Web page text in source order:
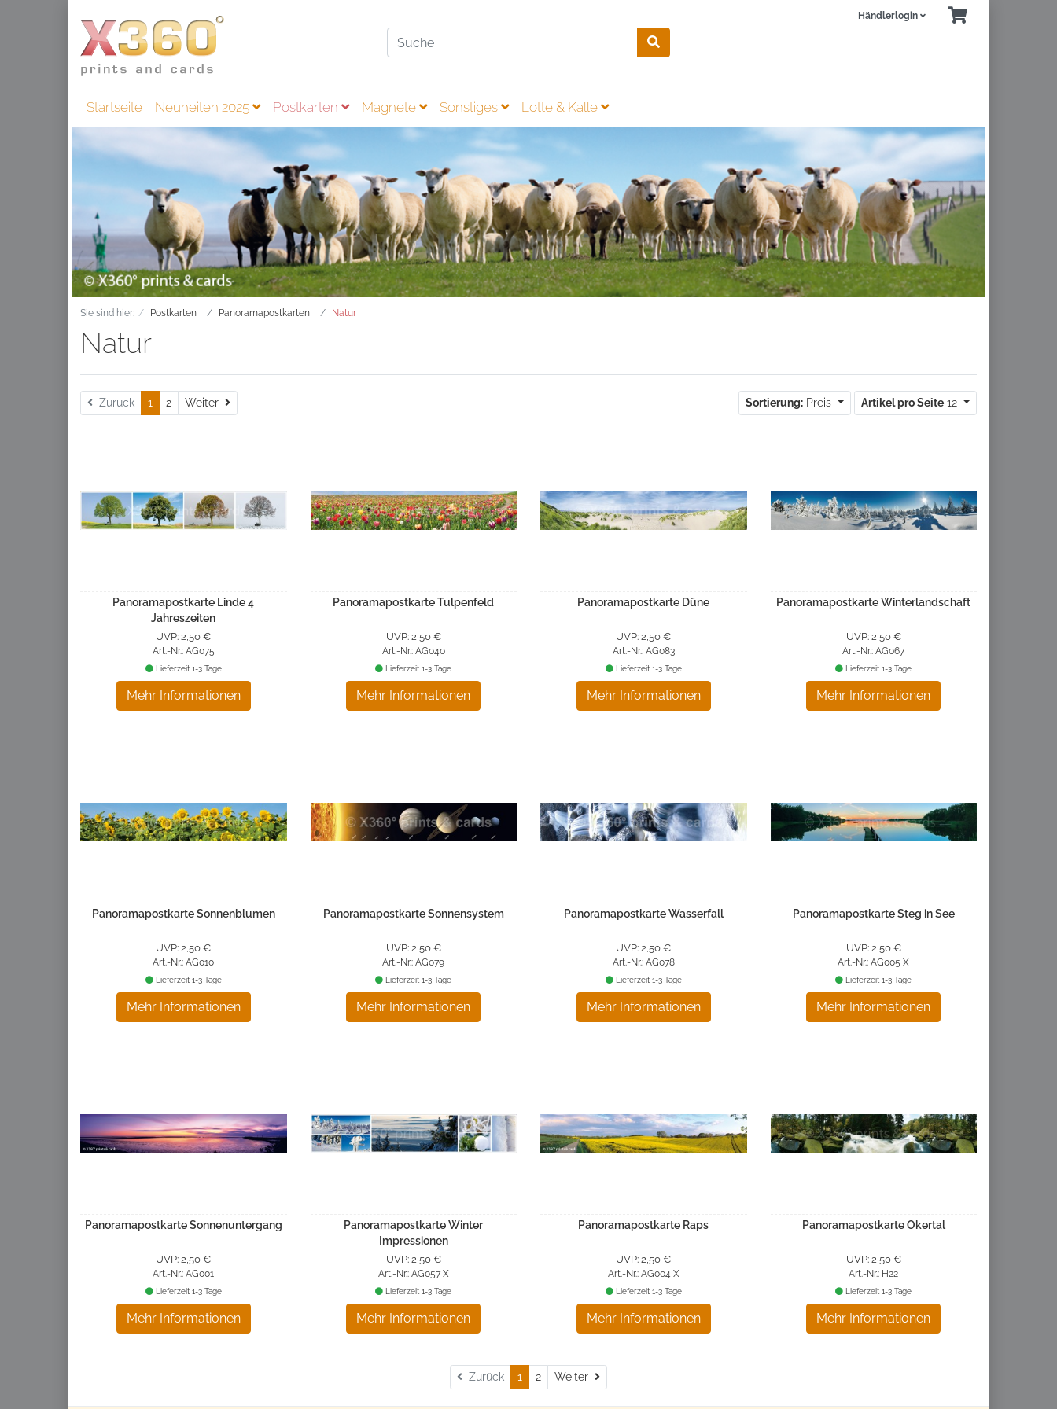
Händlerlogin
Startseite Neuheiten 2025 Postkarten Magnete Sonstiges Lotte & Kalle
Sie sind hier: Postkarten Panoramapostkarten Natur
Natur
Zurück 1 2 Weiter Weiter Sortierung: Preis Artikel pro Seite 12
Panoramapostkarte Linde 4
Jahreszeiten
UVP: 2,50 €
Art.-Nr.: AG075
Mehr Informationen
Lieferzeit 1-3 Tage
Panoramapostkarte Tulpenfeld
UVP: 2,50 €
Art.-Nr.: AG040
Mehr Informationen
Lieferzeit 1-3 Tage
Panoramapostkarte Düne
UVP: 2,50 €
Art.-Nr.: AG083
Mehr Informationen
Lieferzeit 1-3 Tage
Panoramapostkarte Winterlandschaft
UVP: 2,50 €
Art.-Nr.: AG067
Mehr Informationen
Lieferzeit 1-3 Tage
Panoramapostkarte Sonnenblumen
UVP: 2,50 €
Art.-Nr.: AG010
Mehr Informationen
Lieferzeit 1-3 Tage
Panoramapostkarte Sonnensystem
UVP: 2,50 €
Art.-Nr.: AG079
Mehr Informationen
Lieferzeit 1-3 Tage
Panoramapostkarte Wasserfall
UVP: 2,50 €
Art.-Nr.: AG078
Mehr Informationen
Lieferzeit 1-3 Tage
Panoramapostkarte Steg in See
UVP: 2,50 €
Art.-Nr.: AG005 X
Mehr Informationen
Lieferzeit 1-3 Tage
Panoramapostkarte Sonnenuntergang
UVP: 2,50 €
Art.-Nr.: AG001
Mehr Informationen
Lieferzeit 1-3 Tage
Panoramapostkarte Winter
Impressionen
UVP: 2,50 €
Art.-Nr.: AG057 X
Mehr Informationen
Lieferzeit 1-3 Tage
Panoramapostkarte Raps
UVP: 2,50 €
Art.-Nr.: AG004 X
Mehr Informationen
Lieferzeit 1-3 Tage
Panoramapostkarte Okertal
UVP: 2,50 €
Art.-Nr.: H22
Mehr Informationen
Lieferzeit 1-3 Tage
Zurück 1 2 Weiter Weiter